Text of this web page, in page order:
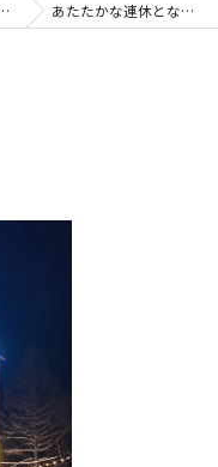
あたたかな連休となりました